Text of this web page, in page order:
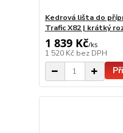
Kedrová lišta do
Trafic X82 | krátký
1 839 Kč/ks
1 520 Kč bez DPH